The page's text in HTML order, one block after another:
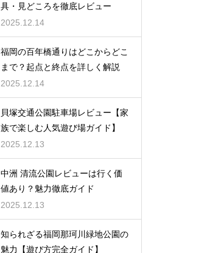
具・見どころを徹底レビュー
2025.12.14
福岡の百年橋通りはどこからどこ
まで？起点と終点を詳しく解説
2025.12.14
貝塚交通公園駐車場レビュー【家
族で楽しむ人気遊び場ガイド】
2025.12.13
中洲 清流公園レビューは行く価
値あり？魅力徹底ガイド
2025.12.13
知られざる福岡那珂川緑地公園の
魅力【遊び方完全ガイド】